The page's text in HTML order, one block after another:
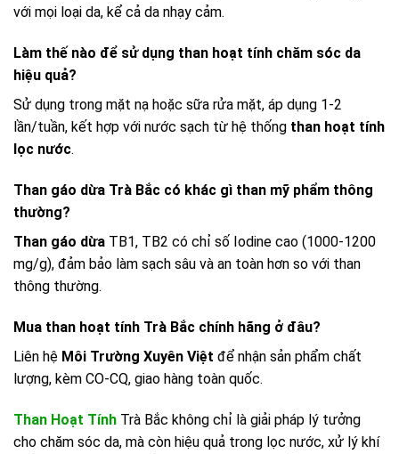
với mọi loại da, kể cả da nhạy cảm.
Làm thế nào để sử dụng than hoạt tính chăm sóc da
hiệu quả?
Sử dụng trong mặt nạ hoặc sữa rửa mặt, áp dụng 1-2
lần/tuần, kết hợp với nước sạch từ hệ thống than hoạt tính
lọc nước.
Than gáo dừa Trà Bắc có khác gì than mỹ phẩm thông
thường?
Than gáo dừa TB1, TB2 có chỉ số Iodine cao (1000-1200
mg/g), đảm bảo làm sạch sâu và an toàn hơn so với than
thông thường.
Mua than hoạt tính Trà Bắc chính hãng ở đâu?
Liên hệ Môi Trường Xuyên Việt để nhận sản phẩm chất
lượng, kèm CO-CQ, giao hàng toàn quốc.
Than Hoạt Tính Trà Bắc không chỉ là giải pháp lý tưởng
cho chăm sóc da, mà còn hiệu quả trong lọc nước, xử lý khí